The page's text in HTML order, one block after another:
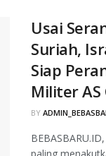
Usai
Suriah,
Siap
Militer AS
BY